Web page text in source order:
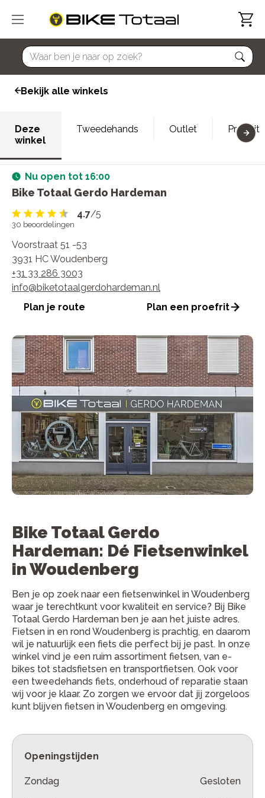
home
Bekijk alle winkels
Deze
winkel
Tweedehands Outlet Proefrit
Nu open tot 16:00
Bike Totaal Gerdo Hardeman
4.7/5
30 beoordelingen
Voorstraat 51 -53
3931 HC Woudenberg
+31 33 286 3003
info@biketotaalgerdohardeman.nl
Plan je route
Plan een proefrit
Bike Totaal Gerdo
Hardeman: Dé Fietsenwinkel
in Woudenberg
Ben je op zoek naar een fietsenwinkel in Woudenberg
waar je terechtkunt voor kwaliteit en service? Bij Bike
Totaal Gerdo Hardeman ben je aan het juiste adres.
Fietsen in en rond Woudenberg is prachtig, en daarom
wil je natuurlijk een fiets die perfect bij je past. In onze
winkel vind je een ruim assortiment fietsen, van e-
bikes tot stadsfietsen en transportfietsen. Ook voor
een tweedehands fiets, onderhoud of reparatie staan
wij voor je klaar. Zo zorgen we ervoor dat jij zorgeloos
kunt blijven fietsen in Woudenberg en omgeving.
Openingstijden
Zondag Gesloten